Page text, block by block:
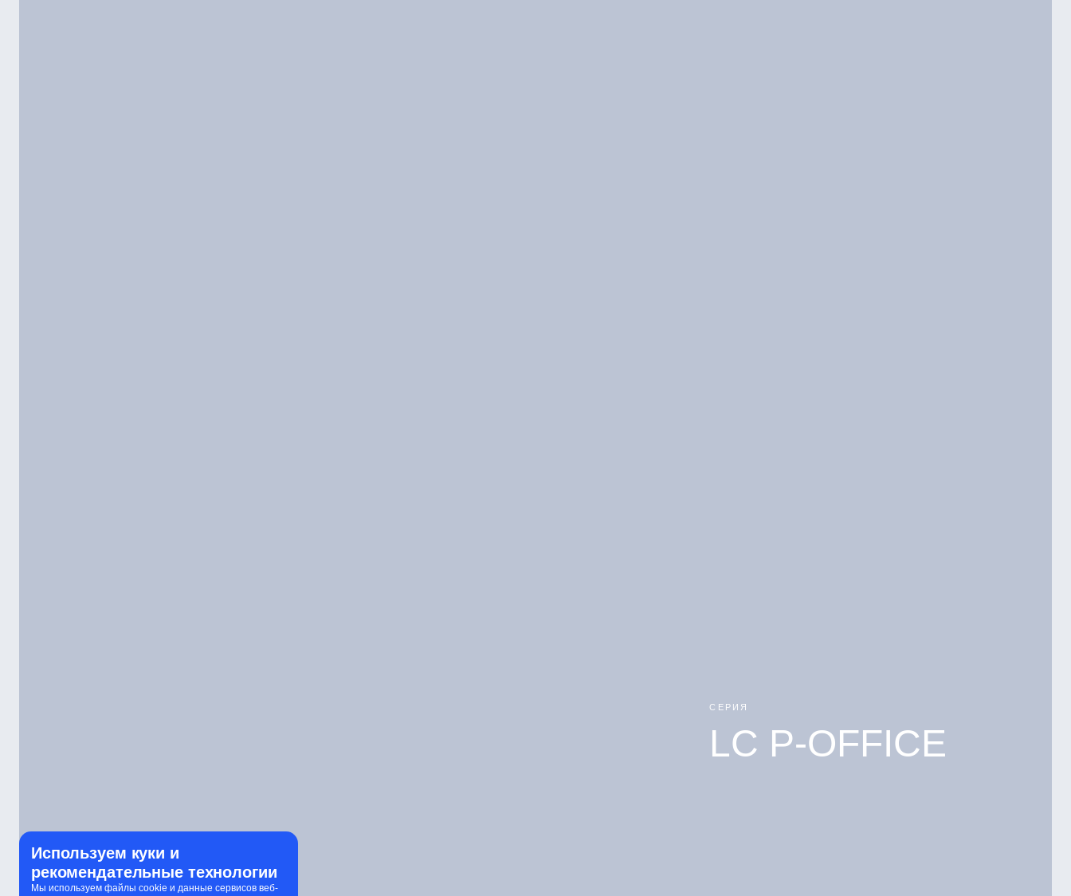
СЕРИЯ
LC P-OFFICE
Используем куки и
рекомендательные технологии
Мы используем файлы cookie и данные сервисов веб-